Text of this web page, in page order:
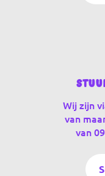
Wij zijn
van
van